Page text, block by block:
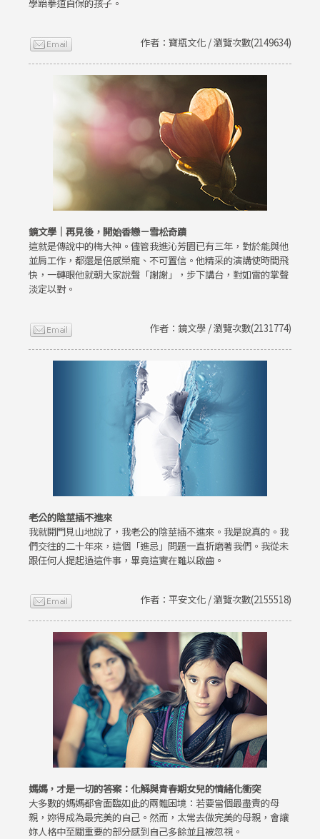
學跆拳道自保的孩子。
作者：寶瓶文化 / 瀏覽次數(2149634)
鏡文學｜再見後，開始香戀－雪松奇蹟
這就是傳說中的梅大神。儘管我進沁芳園已有三年，對於能與他
並肩工作，都還是倍感榮寵、不可置信。他精采的演講使時間飛
快，一轉眼他就朝大家說聲「謝謝」，步下講台，對如雷的掌聲
淡定以對。
作者：鏡文學 / 瀏覽次數(2131774)
老公的陰莖插不進來
我就開門見山地說了，我老公的陰莖插不進來。我是說真的。我
們交往的二十年來，這個「進忌」問題一直折磨著我們。我從未
跟任何人提起過這件事，畢竟這實在難以啟齒。
作者：平安文化 / 瀏覽次數(2155518)
媽媽，才是一切的答案：化解與青春期女兒的情緒化衝突
大多數的媽媽都會面臨如此的兩難困境：若要當個最盡責的母
親，妳得成為最完美的自己。然而，太常去做完美的母親，會讓
妳人格中至關重要的部分感到自己多餘並且被忽視。